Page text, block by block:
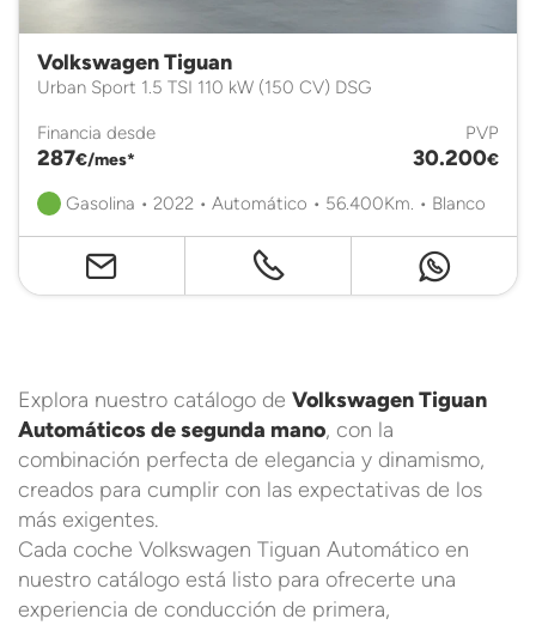
Volkswagen Tiguan
Urban Sport 1.5 TSI 110 kW (150 CV) DSG
Financia desde
287€/mes*
PVP
30.200€
Gasolina • 2022 • Automático • 56.400Km. • Blanco
Explora nuestro catálogo de Volkswagen Tiguan
Automáticos de segunda mano, con la
combinación perfecta de elegancia y dinamismo,
creados para cumplir con las expectativas de los
más exigentes.
Cada coche Volkswagen Tiguan Automático en
nuestro catálogo está listo para ofrecerte una
experiencia de conducción de primera,